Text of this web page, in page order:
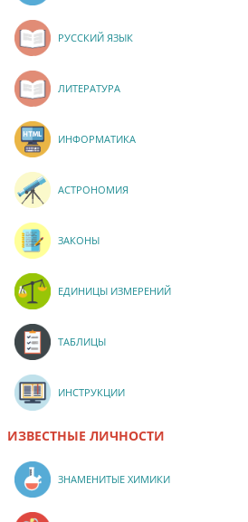
РУССКИЙ ЯЗЫК
ЛИТЕРАТУРА
ИНФОРМАТИКА
АСТРОНОМИЯ
ЗАКОНЫ
ЕДИНИЦЫ ИЗМЕРЕНИЙ
ТАБЛИЦЫ
ИНСТРУКЦИИ
ИЗВЕСТНЫЕ ЛИЧНОСТИ
ЗНАМЕНИТЫЕ ХИМИКИ